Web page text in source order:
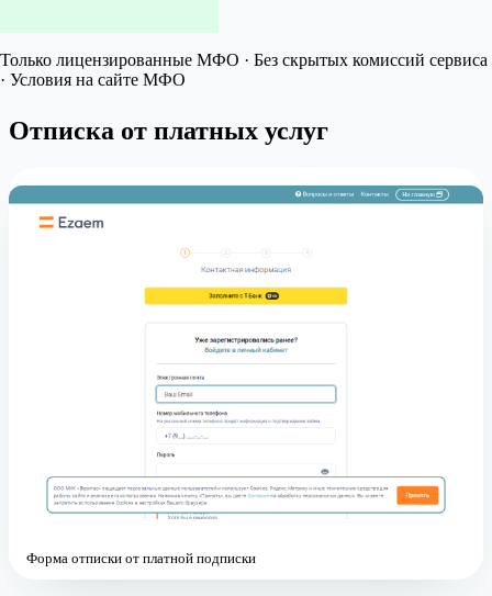
Только лицензированные МФО · Без скрытых комиссий сервиса
· Условия на сайте МФО
Отписка от платных услуг
Форма отписки от платной подписки